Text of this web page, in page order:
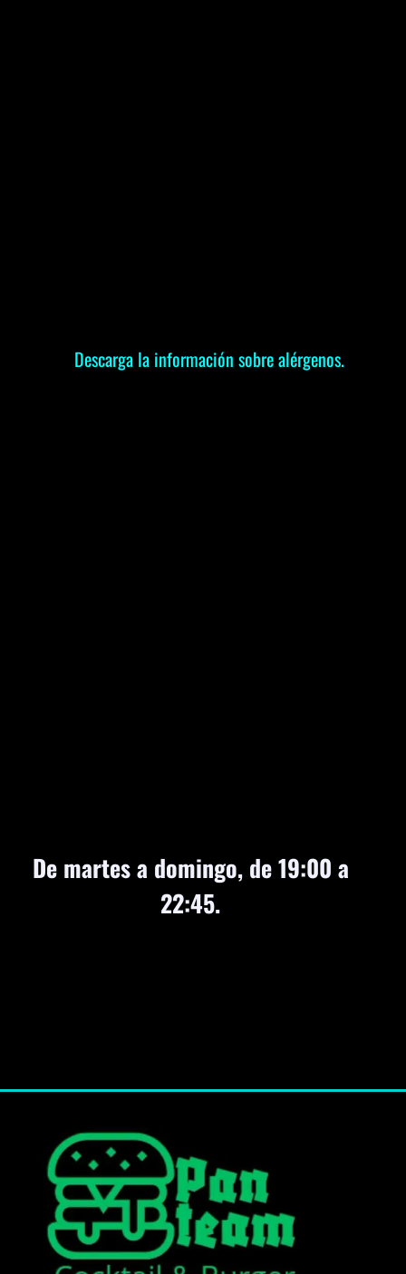
Descarga la información sobre alérgenos.
De martes a domingo, de 19:00 a
22:45.